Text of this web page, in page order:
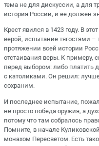
тема не для дискуссии, а для
история России, и ее должен
Крест явился в 1423 году. В
верой, испытание тягостями –
протяжении всей истории
отстаивания веры. К примеру,
перед выбором: либо платить
с католиками. Он решил:
сохраним.
И последнее испытание,
не просто победа оружия, а
потому что там собралось
Помните, в начале
монахом Пересветом. Есть